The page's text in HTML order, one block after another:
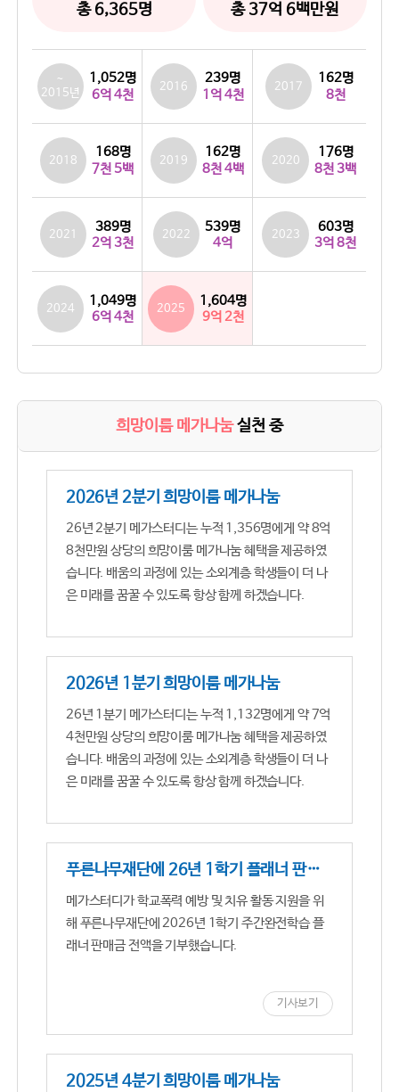
총 6,365명 총 37억 6백만원
~
2015년
1,052명
6억 4천
2016
239명
1억 4천
2017
162명
8천
2018
168명
7천 5백
2019
162명
8천 4백
2020
176명
8천 3백
2021
389명
2억 3천
2022
539명
4억
2023
603명
3억 8천
2024
1,049명
6억 4천
2025
1,604명
9억 2천
희망이룸 메가나눔실천 중
2026년 2분기 희망이룸 메가나눔
26년 2분기 메가스터디는 누적 1,356명에게 약 8억
8천만원 상당의 희망이룸 메가나눔 혜택을 제공하였
습니다. 배움의 과정에 있는 소외계층 학생들이 더 나
은 미래를 꿈꿀 수 있도록 항상 함께 하겠습니다.
2026년 1분기 희망이룸 메가나눔
26년 1분기 메가스터디는 누적 1,132명에게 약 7억
4천만원 상당의 희망이룸 메가나눔 혜택을 제공하였
습니다. 배움의 과정에 있는 소외계층 학생들이 더 나
은 미래를 꿈꿀 수 있도록 항상 함께 하겠습니다.
푸른나무재단에 26년 1학기 플래너 판매금 전액 기부
메가스터디가 학교폭력 예방 및 치유 활동 지원을 위
해 푸른나무재단에 2026년 1학기 주간완전학습 플
래너 판매금 전액을 기부했습니다.
기사보기
2025년 4분기 희망이룸 메가나눔